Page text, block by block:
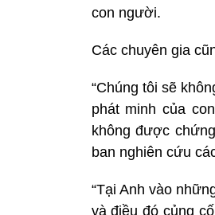
con người.
Các chuyên gia
“Chúng tôi sẽ
phát minh của
không được
ban nghiên cứu
“Tại Anh vào
và điều đó củng